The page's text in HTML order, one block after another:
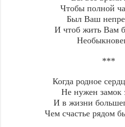
Чтобы полной
Был Ваш
И чтоб жить Вам
***
Когда родное
Не нужен замок
И в жизни
Чем счастье рядом